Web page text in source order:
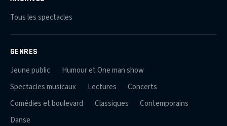
Tous les spectacles
GENRES
Jeune public
Humour et One man show
Spectacles musicaux
Lectures
Concerts
Comédies et boulevard
Classiques
Contemporains
Danse